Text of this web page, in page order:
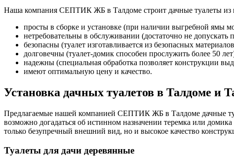
Наша компания СЕПТИК ЖБ в Талдоме строит дачные туалеты из
просты в сборке и установке (при наличии выгребной ямы
нетребовательны в обслуживании (достаточно не
безопасны (туалет изготавливается из безопасных
долговечны (туалет-домик способен прослужить более 50
надежны (специальная обработка позволяет конструкции
имеют оптимальную цену и качество.
Установка дачных туалетов в Талдоме и
Предлагаемые нашей компанией СЕПТИК ЖБ в Талдоме дачные
возможно догадаться об истинном назначении теремка или
только безупречный внешний вид, но и высокое качество
Туалеты для дачи деревянные